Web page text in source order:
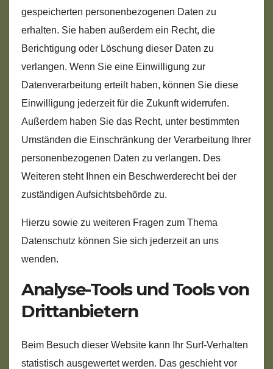
gespeicherten personenbezogenen Daten zu
erhalten. Sie haben außerdem ein Recht, die
Berichtigung oder Löschung dieser Daten zu
verlangen. Wenn Sie eine Einwilligung zur
Datenverarbeitung erteilt haben, können Sie diese
Einwilligung jederzeit für die Zukunft widerrufen.
Außerdem haben Sie das Recht, unter bestimmten
Umständen die Einschränkung der Verarbeitung Ihrer
personenbezogenen Daten zu verlangen. Des
Weiteren steht Ihnen ein Beschwerderecht bei der
zuständigen Aufsichtsbehörde zu.
Hierzu sowie zu weiteren Fragen zum Thema
Datenschutz können Sie sich jederzeit an uns
wenden.
Analyse-Tools und Tools von
Dritt­anbietern
Beim Besuch dieser Website kann Ihr Surf-Verhalten
statistisch ausgewertet werden. Das geschieht vor